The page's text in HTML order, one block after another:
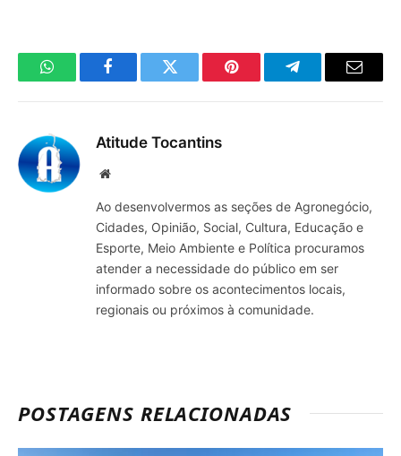
WhatsAppFacebookTwitter Pinterest TelegramaE-
Atitude Tocantins
Site
Ao desenvolvermos as seções de Agronegócio,
Cidades, Opinião, Social, Cultura, Educação e
Esporte, Meio Ambiente e Política procuramos
atender a necessidade do público em ser
informado sobre os acontecimentos locais,
regionais ou próximos à comunidade.
POSTAGENS RELACIONADAS